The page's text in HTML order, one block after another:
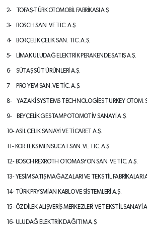
2- TOFAŞ-TÜRK OTOMOBİL FABRİKASI A.Ş.
3- BOSCH SAN. VE TİC. A.Ş.
4- BORÇELİK ÇELİK SAN. TİC. A.Ş.
5- LİMAK ULUDAĞ ELEKTRİK PERAKENDE SATIŞ A.Ş.
6- SÜTAŞ SÜT ÜRÜNLERİ A.Ş.
7- PRO YEM SAN. VE TİC. A.Ş.
8- YAZAKİ SYSTEMS TECHNOLOGİES TURKEY OTOM.
9- BEYÇELİK GESTAMP OTOMOTİVSANAYİ A.Ş.
10- ASİL ÇELİK SANAYİ VE TİCARET A.Ş.
11- KORTEKS MENSUCAT SAN. VE TİC. A.Ş.
12- BOSCH REXROTH OTOMASYONSAN. VE TİC. A.Ş.
13- YEŞİM SATIŞ MAĞAZALARI VE TEKSTİL FABRİKALARI
14- TÜRK PRYSMİAN KABLO VESİSTEMLERİ A.Ş.
15- ÖZDİLEK ALIŞVERİŞ MERKEZLERİ VE TEKSTİL SANAYİ
16- ULUDAĞ ELEKTRİK DAĞITIM A.Ş.